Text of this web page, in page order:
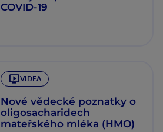
COVID-19
VIDEA
Nové vědecké poznatky o
oligosacharidech
mateřského mléka (HMO)